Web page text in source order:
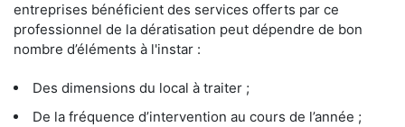
entreprises bénéficient des services offerts par ce
professionnel de la dératisation peut dépendre de bon
nombre d’éléments à l'instar :
Des dimensions du local à traiter ;
De la fréquence d’intervention au cours de l’année ;